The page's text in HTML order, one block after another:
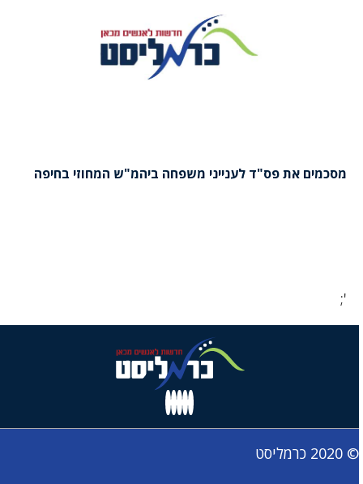
מסכמים את פס"ד לענייני משפחה ביהמ"ש המחוזי בחיפה
';
© 2020 כרמליסט